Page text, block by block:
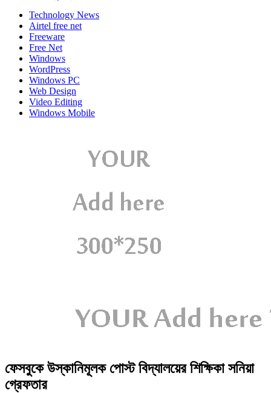
Technology News
Airtel free net
Freeware
Free Net
Windows
WordPress
Windows PC
Web Design
Video Editing
Windows Mobile
ফেসবুকে উস্কানিমূলক পোস্ট বিদ্যালয়ের শিক্ষিকা সনিয়া
গ্রেফতার